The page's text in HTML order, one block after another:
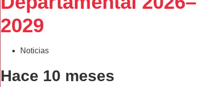
2029
Noticias
Hace 10 meses